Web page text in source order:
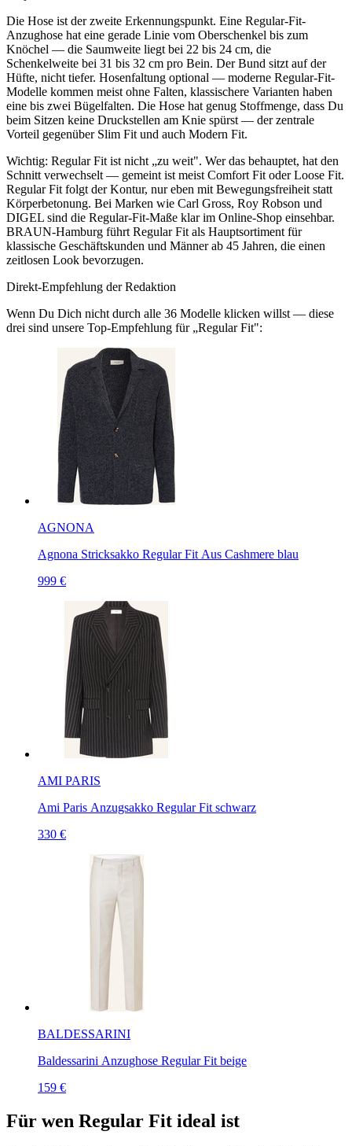
Die Hose ist der zweite Erkennungspunkt. Eine Regular-Fit-
Anzughose hat eine gerade Linie vom Oberschenkel bis zum
Knöchel — die Saumweite liegt bei 22 bis 24 cm, die
Schenkelweite bei 31 bis 32 cm pro Bein. Der Bund sitzt auf der
Hüfte, nicht tiefer. Hosenfaltung optional — moderne Regular-Fit-
Modelle kommen meist ohne Falten, klassischere Varianten haben
eine bis zwei Bügelfalten. Die Hose hat genug Stoffmenge, dass Du
beim Sitzen keine Druckstellen am Knie spürst — der zentrale
Vorteil gegenüber Slim Fit und auch Modern Fit.
Wichtig: Regular Fit ist nicht „zu weit". Wer das behauptet, hat den
Schnitt verwechselt — gemeint ist meist Comfort Fit oder Loose Fit.
Regular Fit folgt der Kontur, nur eben mit Bewegungsfreiheit statt
Körperbetonung. Bei Marken wie Carl Gross, Roy Robson und
DIGEL sind die Regular-Fit-Maße klar im Online-Shop einsehbar.
BRAUN-Hamburg führt Regular Fit als Hauptsortiment für
klassische Geschäftskunden und Männer ab 45 Jahren, die einen
zeitlosen Look bevorzugen.
Direkt-Empfehlung der Redaktion
Wenn Du Dich nicht durch alle 36 Modelle klicken willst — diese
drei sind unsere Top-Empfehlung für „Regular Fit":
AGNONA
Agnona Stricksakko Regular Fit Aus Cashmere blau
999 €
AMI PARIS
Ami Paris Anzugsakko Regular Fit schwarz
330 €
BALDESSARINI
Baldessarini Anzughose Regular Fit beige
159 €
Für wen Regular Fit ideal ist